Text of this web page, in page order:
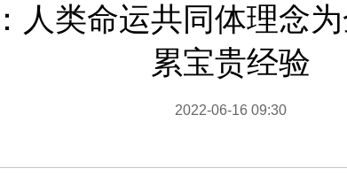
人类命运共同体理念
累宝贵经验
2022-06-16 09:30